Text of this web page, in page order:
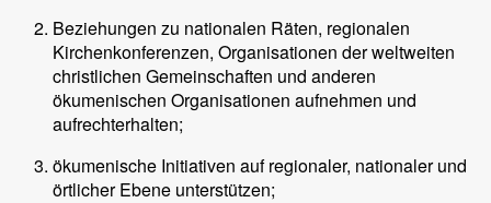
Beziehungen zu nationalen Räten, regionalen
Kirchenkonferenzen, Organisationen der weltweiten
christlichen Gemeinschaften und anderen
ökumenischen Organisationen aufnehmen und
aufrechterhalten;
ökumenische Initiativen auf regionaler, nationaler und
örtlicher Ebene unterstützen;